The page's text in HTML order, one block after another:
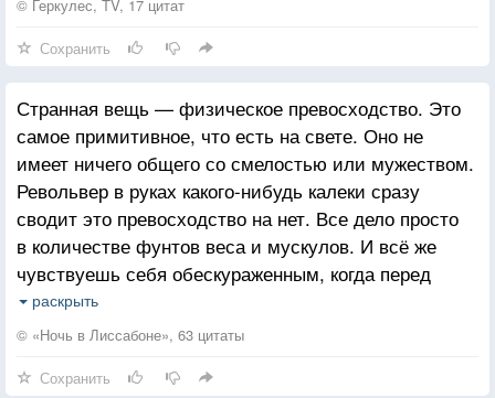
© Геркулес, TV, 17 цитат
Сохранить
Странная вещь — физическое превосходство. Это
самое примитивное, что есть на свете. Оно не
имеет ничего общего со смелостью или мужеством.
Револьвер в руках какого-нибудь калеки сразу
сводит это превосходство на нет. Все дело просто
в количестве фунтов веса и мускулов. И всё же
чувствуешь себя обескураженным, когда перед
тобой вырастает их мертвящая сила. Каждый знает,
что подлинное мужество — это нечто совсем другое
мускулов может вдруг жалко спасовать.
раскрыть
© «Ночь в Лиссабоне», 63 цитаты
Сохранить